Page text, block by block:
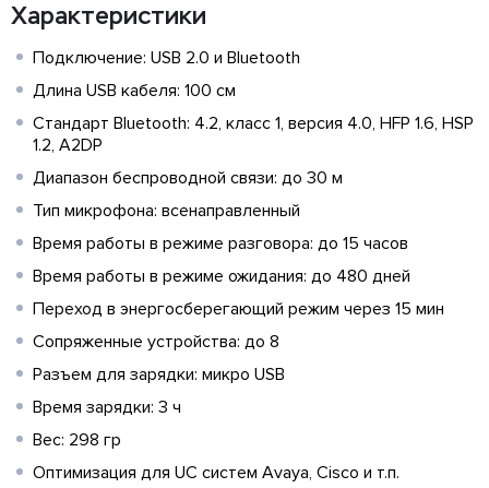
Характеристики
Подключение: USB 2.0 и Bluetooth
Длина USB кабеля: 100 см
Стандарт Bluetooth: 4.2, класс 1, версия 4.0, HFP 1.6, HSP
1.2, A2DP
Диапазон беспроводной связи: до 30 м
Тип микрофона: всенаправленный
Время работы в режиме разговора: до 15 часов
Время работы в режиме ожидания: до 480 дней
Переход в энергосберегающий режим через 15 мин
Сопряженные устройства: до 8
Разъем для зарядки: микро USB
Время зарядки: 3 ч
Вес: 298 гр
Оптимизация для UC систем Avaya, Cisco и т.п.